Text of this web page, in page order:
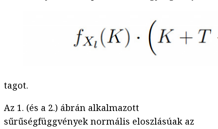
tagot.
Az 1. (és a 2.) ábrán alkalmazott
sűrűségfüggvények normális eloszlásúak az